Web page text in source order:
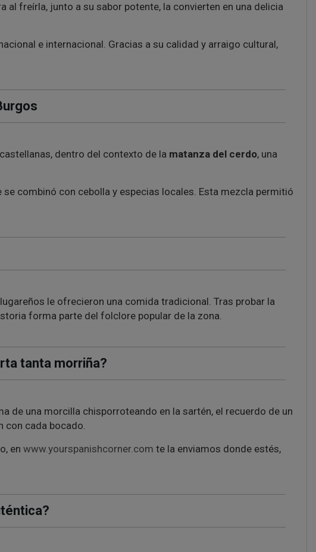
freírla, junto a su sabor potente, la convierten en una delicia
e internacional. Gracias a su calidad y arraigo cultural,
dentro del contexto de la matanza del cerdo, una
combinó con cebolla y especias locales. Esta mezcla permitió
le ofrecieron una comida tradicional. Tras probar la
forma parte del folclore popular de la zona.
tanta morriña?
de una morcilla chisporroteando en la sartén, el recuerdo de un
con cada bocado.
en www.yourspanishcorner.com te la enviamos donde estés,